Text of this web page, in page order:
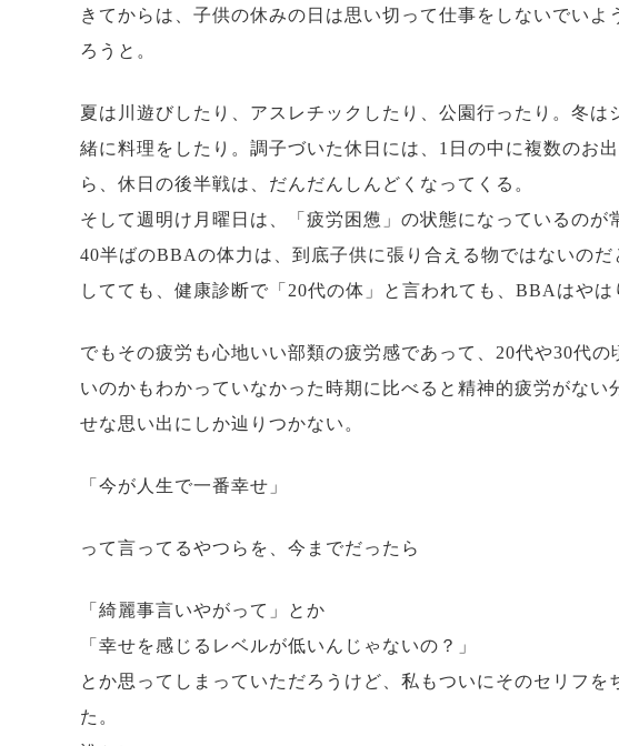
きてからは、子供の休みの日は思い切って仕事をしないでい
ろうと。
夏は川遊びしたり、アスレチックしたり、公園行ったり。冬
緒に料理をしたり。調子づいた休日には、1日の中に複数のお
ら、休日の後半戦は、だんだんしんどくなってくる。
そして週明け月曜日は、「疲労困憊」の状態になっているのが
40半ばのBBAの体力は、到底子供に張り合える物ではないの
してても、健康診断で「20代の体」と言われても、BBAはやは
でもその疲労も心地いい部類の疲労感であって、20代や30代
いのかもわかっていなかった時期に比べると精神的疲労がな
せな思い出にしか辿りつかない。
「今が人生で一番幸せ」
って言ってるやつらを、今までだったら
「綺麗事言いやがって」とか
「幸せを感じるレベルが低いんじゃないの？」
とか思ってしまっていただろうけど、私もついにそのセリフを
た。